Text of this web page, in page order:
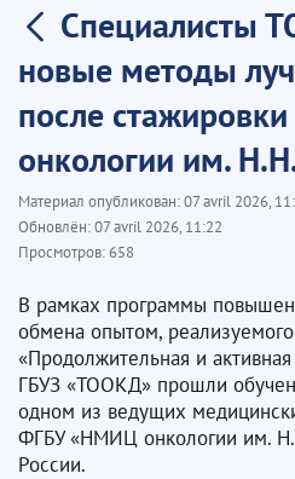
Специалисты
новые методы
после
онкологии им.
Материал опубликован:07 avril 2026,
Обновлён:07 avril 2026, 11:22
Просмотров:658
В рамках программы
обмена опытом,
«Продолжительная и
ГБУЗ «ТООКД» прошли
одном из ведущих
ФГБУ «НМИЦ онкологии им.
России.